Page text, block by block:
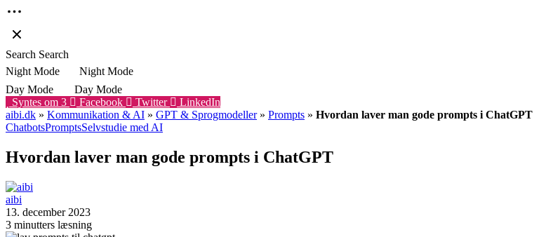
Search Search
Night Mode
Night Mode
Day Mode
Day Mode
Syntes om 3 Facebook Twitter
LinkedIn
aibi.dk » Kommunikation & AI » GPT & Sprogmodeller» Prompts » Hvordan laver man gode prompts i ChatGPT
ChatbotsPromptsSelvstudie med AI
Hvordan laver man gode prompts i ChatGPT
aibi
13. december 2023
3 minutters læsning